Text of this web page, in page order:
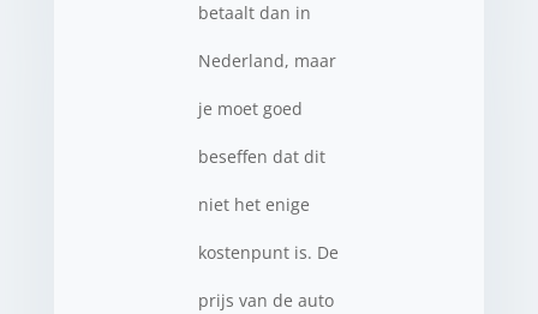
betaalt dan in
Nederland, maar
je moet goed
beseffen dat dit
niet het enige
kostenpunt is. De
prijs van de auto